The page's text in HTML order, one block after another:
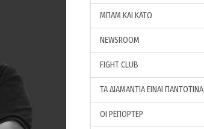
ΜΠΑΜ ΚΑΙ ΚΑΤΩ
NEWSROOM
FIGHT CLUB
ΤΑ ΔΙΑΜΑΝΤΙΑ ΕΙΝΑΙ ΠΑΝΤΟΤΙΝΑ
ΟΙ ΡΕΠΟΡΤΕΡ